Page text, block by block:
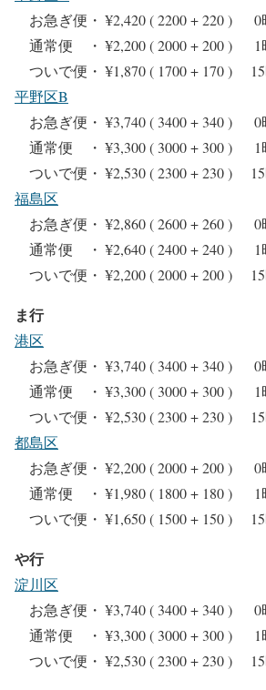
お急ぎ便・ ¥2,420 ( 2200 + 220 ) 0
通常便 ・ ¥2,200 ( 2000 + 200 ) 1
ついで便・ ¥1,870 ( 1700 + 170 )
平野区B
お急ぎ便・ ¥3,740 ( 3400 + 340 ) 0
通常便 ・ ¥3,300 ( 3000 + 300 ) 1
ついで便・ ¥2,530 ( 2300 + 230 )
福島区
お急ぎ便・ ¥2,860 ( 2600 + 260 ) 0
通常便 ・ ¥2,640 ( 2400 + 240 ) 1
ついで便・ ¥2,200 ( 2000 + 200 )
ま行
港区
お急ぎ便・ ¥3,740 ( 3400 + 340 ) 0
通常便 ・ ¥3,300 ( 3000 + 300 ) 1
ついで便・ ¥2,530 ( 2300 + 230 )
都島区
お急ぎ便・ ¥2,200 ( 2000 + 200 ) 0
通常便 ・ ¥1,980 ( 1800 + 180 ) 1
ついで便・ ¥1,650 ( 1500 + 150 )
や行
淀川区
お急ぎ便・ ¥3,740 ( 3400 + 340 ) 0
通常便 ・ ¥3,300 ( 3000 + 300 ) 1
ついで便・ ¥2,530 ( 2300 + 230 )